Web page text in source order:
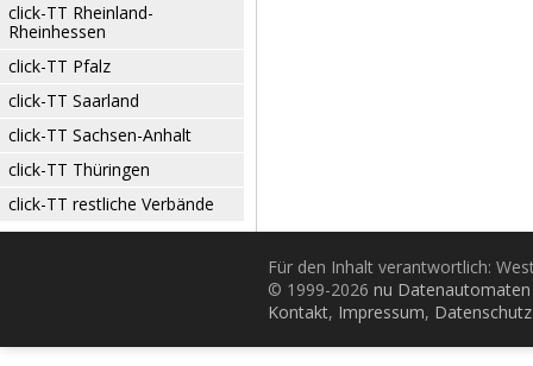
click-TT Rheinland-
Rheinhessen
click-TT Pfalz
click-TT Saarland
click-TT Sachsen-Anhalt
click-TT Thüringen
click-TT restliche Verbände
Für den Inhalt verantwortlich:
© 1999-2026 nu
Kontakt, Impressum, Datenschutz